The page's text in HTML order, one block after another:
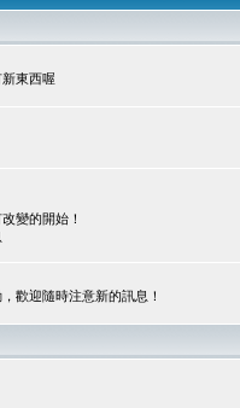
東西喔
變的開始！
歡迎隨時注意新的訊息！